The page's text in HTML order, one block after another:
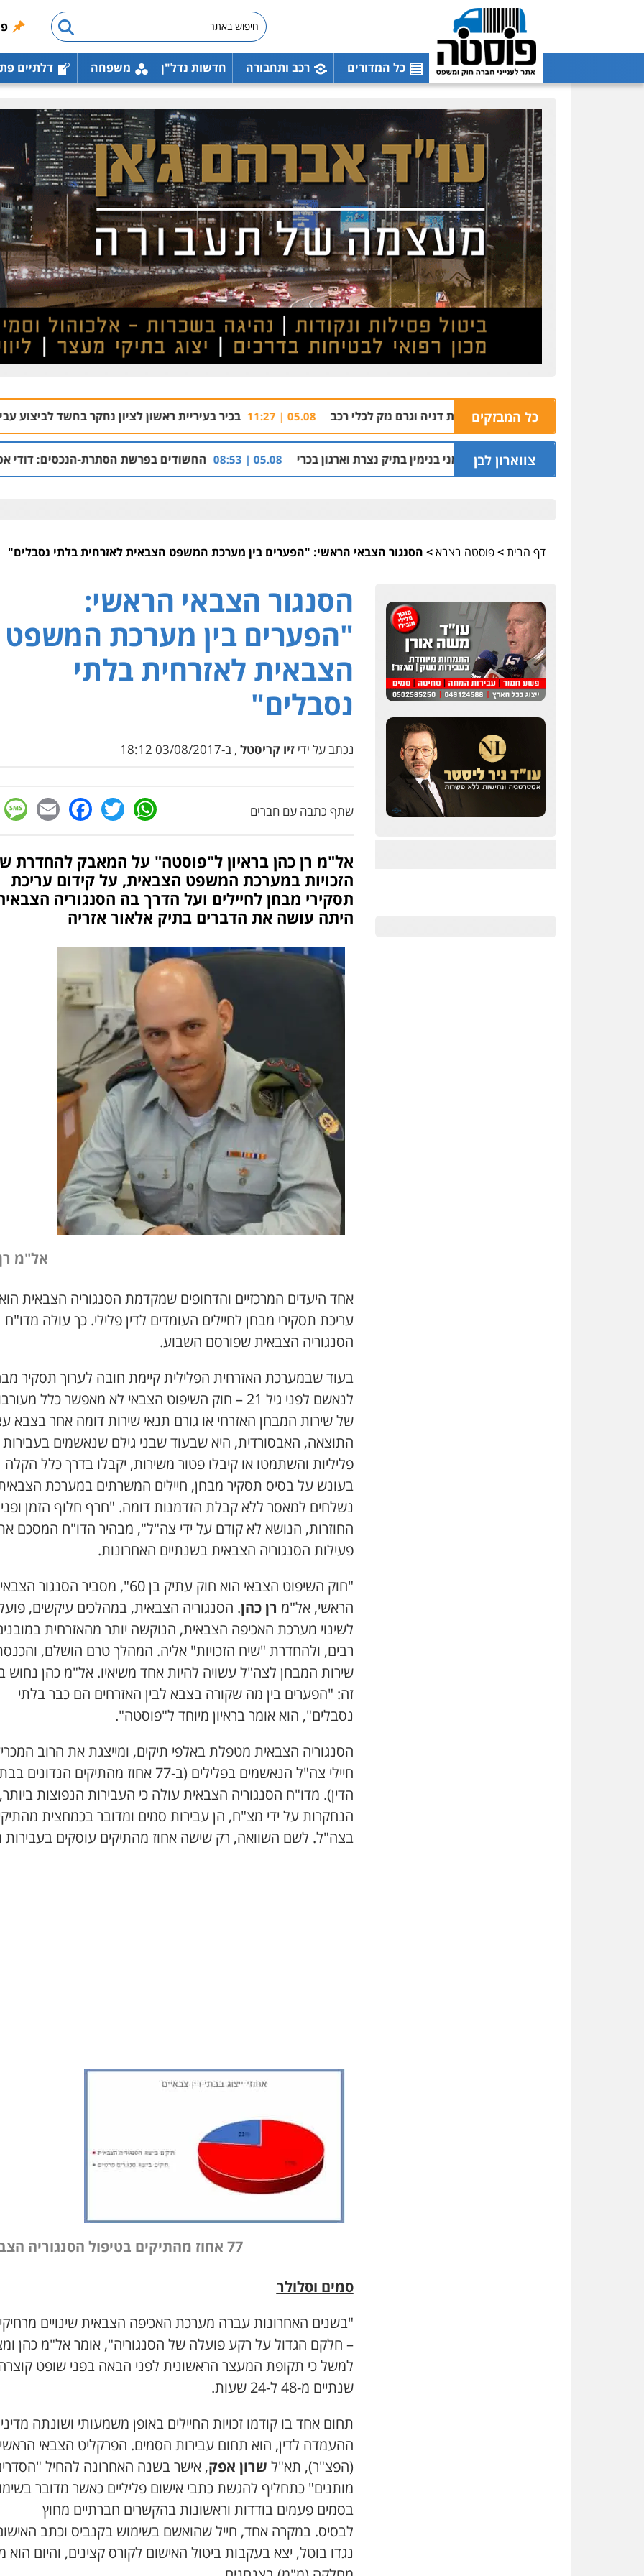
כל המדורים רכב ותחבורה חדשות נדל"ן משפחה דלתיים
כל המבזקים
סמוך לבית בשכונת דניה וגרם נזק לכלי רכב 05.08 | 11:27 בכיר בעיריית ראשון לציון נחקר בחשד לביצוע עבירות מין | 10:05
צווארון לבן
והאפליה מול ניצב מני בנימין בתיק נצרת וארגון בכרי 05.08 | 08:53 החשודים בפרשת הסתרת-הנכסים: דודי אפל, מיכאל
דף הבית>פוסטה בצבא> הסנגור הצבאי הראשי: "הפערים בין מערכת המשפט הצבאית לאזרחית בלתי נסבלים"
הסנגור הצבאי הראשי:
"הפערים בין מערכת המשפט
הצבאית לאזרחית בלתי
נסבלים"
נכתב על ידי זיו קריסטל , ב-03/08/2017 18:12
שתף כתבה עם חברים WhatsApp
Twitter
אל"מ רן כהן בראיון ל"פוסטה" על המאבק להחדרת
הזכויות במערכת המשפט הצבאית, על קידום עריכת
תסקירי מבחן לחיילים ועל הדרך בה הסנגוריה
היתה עושה את הדברים בתיק אלאור אזריה
אל"מ
אחד היעדים המרכזיים והדחופים שמקדמת הסנגוריה הצבאית הוא
עריכת תסקירי מבחן לחיילים העומדים לדין פלילי. כך עולה מדו"ח
הסנגוריה הצבאית שפורסם השבוע.
בעוד שבמערכת האזרחית הפלילית קיימת חובה לערוך תסקיר
לנאשם לפני גיל 21 – חוק השיפוט הצבאי לא מאפשר כלל
של שירות המבחן האזרחי או גורם תנאי שירות דומה אחר בצבא
התוצאה, האבסורדית, היא שבעוד שבני גילם שנאשמים בעבירות
פליליות והשתמטו או קיבלו פטור משירות, יקבלו בדרך כלל הקלה
בעונש על בסיס תסקיר מבחן, חיילים המשרתים במערכת
נשלחים למאסר ללא קבלת הזדמנות דומה. "חרף חלוף הזמן
החוזרות, הנושא לא קודם על ידי צה"ל", מבהיר הדו"ח המסכם
פעילות הסנגוריה הצבאית בשנתיים האחרונות.
"חוק השיפוט הצבאי הוא חוק עתיק בן60", מסביר הסנגור הצבאי
הראשי, אל"מ רן כהן. הסנגוריה הצבאית, במהלכים עיקשים,
לשינוי מערכת האכיפה הצבאית, הנוקשה יותר מהאזרחית
רבים, ולהחדרת "שיח הזכויות" אליה. המהלך טרם הושלם,
שירות המבחן לצה"ל עשויה להיות אחד משיאיו. אל"מ כהן נחוש
זה: "הפערים בין מה שקורה בצבא לבין האזרחים הם כבר בלתי
נסבלים", הוא אומר בראיון מיוחד ל"פוסטה".
הסנגוריה הצבאית מטפלת באלפי תיקים, ומייצגת את הרוב
חיילי צה"ל הנאשמים בפלילים (ב-77 אחוז מהתיקים הנדונים
הדין). מדו"ח הסנגוריה הצבאית עולה כי העבירות הנפוצות ביותר,
הנחקרות על ידי מצ"ח, הן עבירות סמים ומדובר בכמחצית
בצה"ל. לשם השוואה, רקשישה אחוז מהתיקים עוסקים בעבירות
77 אחוז מהתיקים בטיפול הסנגוריה הצבאית
סמים וסלולר
"בשנים האחרונות עברה מערכת האכיפה הצבאית שינויים
– חלקם הגדול על רקע פועלה של הסנגוריה", אומר אל"מ כהן
למשל כי תקופת המעצר הראשונית לפני הבאה בפני שופט
שנתיים מ-48 ל-24 שעות.
תחום אחד בו קודמו זכויות החיילים באופן משמעותי ושונתה
ההעמדה לדין, הוא תחום עבירות הסמים. הפרקליט הצבאי הראשי
(הפצ"ר), תא"ל שרון אפק, אישר בשנה האחרונה להחיל
מותנים" כתחליף להגשת כתבי אישום פליליים כאשר מדובר
בסמים פעמים בודדות וראשונות בהקשרים חברתיים מחוץ
לבסיס.במקרה אחד, חייל שהואשם בשימוש בקנביס וכתב
נגדו בוטל, יצא בעקבות ביטול האישום לקורס קצינים, והיום הוא